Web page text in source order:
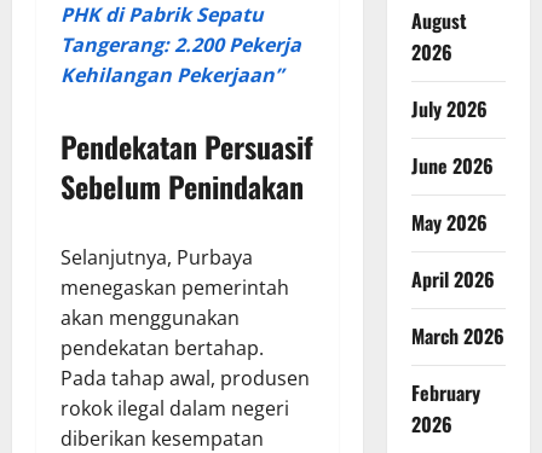
PHK di Pabrik Sepatu
Tangerang: 2.200 Pekerja
Kehilangan Pekerjaan”
Pendekatan Persuasif
Sebelum Penindakan
Selanjutnya, Purbaya
menegaskan pemerintah
akan menggunakan
pendekatan bertahap.
Pada tahap awal, produsen
rokok ilegal dalam negeri
diberikan kesempatan
August
2026
July 2026
June 2026
May 2026
April 2026
March 2026
February
2026